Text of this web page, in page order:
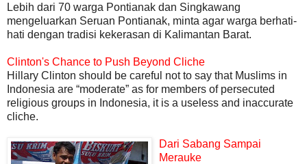
Lebih dari 70 warga Pontianak dan Singkawang
mengeluarkan Seruan Pontianak, minta agar warga berhati-
hati dengan tradisi kekerasan di Kalimantan Barat.
Clinton's Chance to Push Beyond Cliche
Hillary Clinton should be careful not to say that Muslims in
Indonesia are “moderate” as for members of persecuted
religious groups in Indonesia, it is a useless and inaccurate
cliche.
Dari Sabang Sampai
Merauke